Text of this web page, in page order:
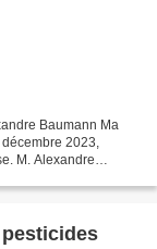
Baumann Ma
2023,
M. Alexandre